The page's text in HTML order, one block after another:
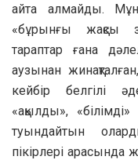
айта алмайды.
«бұрынғы жақсы
тараптар ғана
аузынан
кейбір белгілі
«ақылды»,
туындайтын
пікірлері